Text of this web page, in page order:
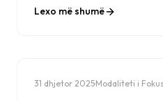
Zbuloni se cila është më e
Lexo më shumë
31 dhjetor 2025·Modaliteti i